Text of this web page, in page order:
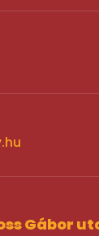
Gábor